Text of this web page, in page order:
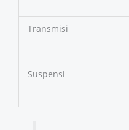
Transmisi
Suspensi